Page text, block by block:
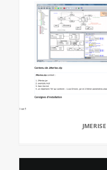
JMERISE